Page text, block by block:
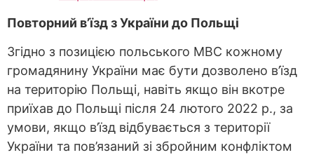
Повторний в’їзд з України до Польщі
Згідно з позицією польського МВС кожному
громадянину України має бути дозволено в’їзд
на територію Польщі, навіть якщо він вкотре
приїхав до Польщі після 24 лютого 2022 р., за
умови, якщо в’їзд відбувається з території
України та пов’язаний зі збройним конфліктом